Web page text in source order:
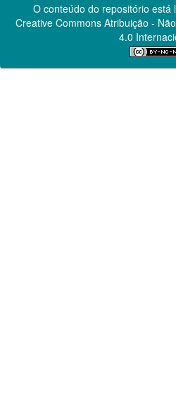
O conteúdo do repositório está
Creative CommonsAtribuição -
4.0